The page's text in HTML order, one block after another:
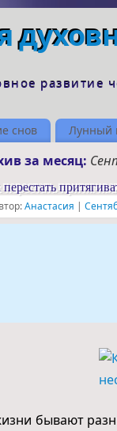
развитие
снов Лунный
за месяц:
Анастасия |
бывают